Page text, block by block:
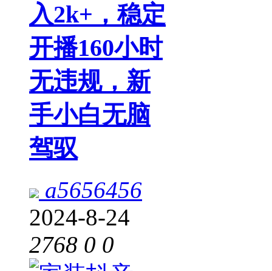
入2k+，稳定
开播160小时
无违规，新
手小白无脑
驾驭
a5656456
2024-8-24
2768 0 0